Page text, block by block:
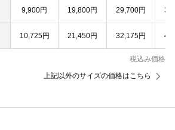
9,900円 19,800円 29,700円
10,725円 21,450円 32,175円
税込み価格
上記以外のサイズの価格はこちら